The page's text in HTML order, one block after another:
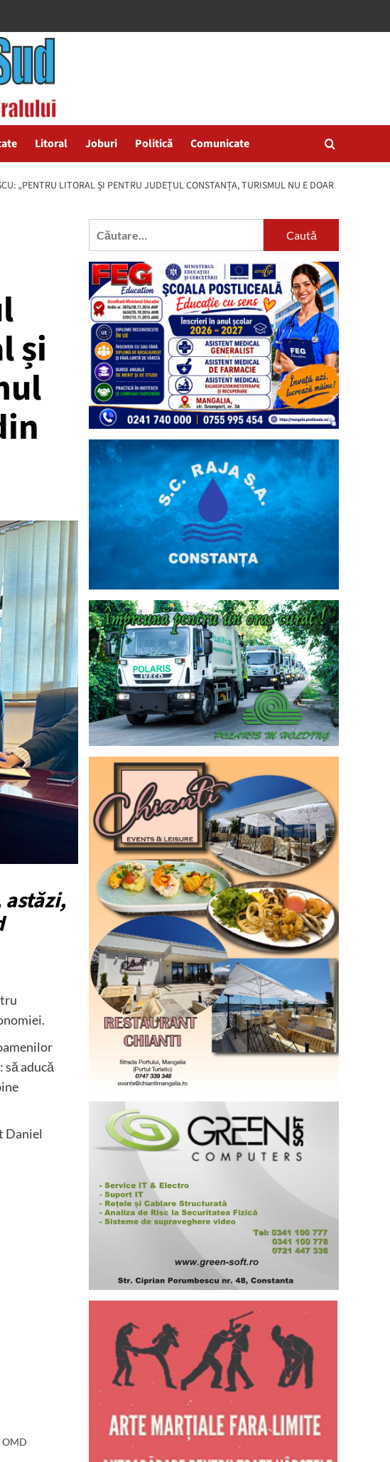
Litoral Joburi Politică Comunicate
„PENTRU LITORAL ȘI PENTRU JUDEȚUL CONSTANȚA, TURISMUL NU E DOAR
și
să aducă
Daniel
OMD
Caută